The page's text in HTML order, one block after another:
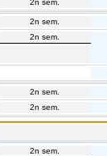
2n sem.
2n sem.
2n sem.
2n sem.
2n sem.
2n sem.